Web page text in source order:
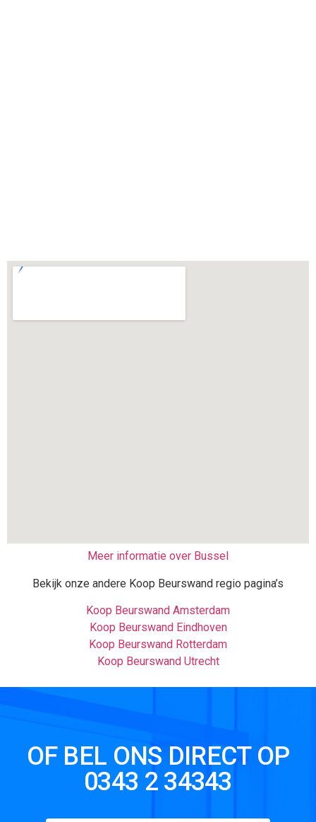
Meer informatie over Bussel
Bekijk onze andere Koop Beurswand regio pagina’s
Koop Beurswand Amsterdam
Koop Beurswand Eindhoven
Koop Beurswand Rotterdam
Koop Beurswand Utrecht
OF BEL ONS DIRECT OP
0343 2 34343